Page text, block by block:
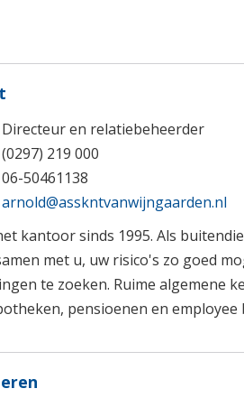
Directeur en relatiebeheerder
(0297) 219 000
06-50461138
arnold@asskntvanwijngaarden.nl
kantoor sinds 1995. Als
met u, uw risico's zo goed
te zoeken. Ruime algemene
pensioenen en employee